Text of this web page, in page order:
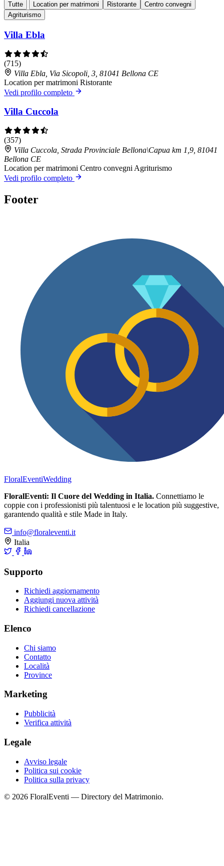
Tutte Location per matrimoni Ristorante
Centro convegni
Agriturismo
Villa Ebla
(715)
Villa Ebla, Via Sicopoli, 3, 81041 Bellona CE
Location per matrimoni Ristorante
Vedi profilo completo
Villa Cuccola
(357)
Villa Cuccola, Strada Provinciale Bellona\Capua km 1,9, 81041
Bellona CE
Location per matrimoni Centro convegni Agriturismo
Vedi profilo completo
Footer
FloralEventiWedding
FloralEventi: Il Cuore del Wedding in Italia. Connettiamo le
coppie con i professionisti più talentuosi e le location più suggestive,
garantendo qualità e stile Made in Italy.
info@floraleventi.it
Italia
Supporto
Richiedi aggiornamento
Aggiungi nuova attività
Richiedi cancellazione
Elenco
Chi siamo
Contatto
Località
Province
Marketing
Pubblicità
Verifica attività
Legale
Avviso legale
Politica sui cookie
Politica sulla privacy
© 2026 FloralEventi — Directory del Matrimonio.